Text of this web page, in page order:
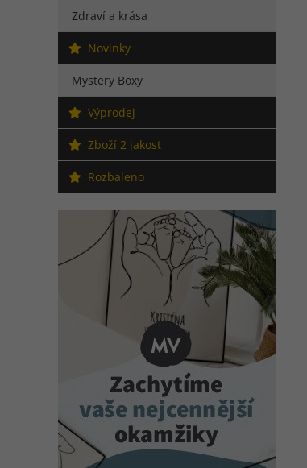
Zdraví a krása
Novinky
Mystery Boxy
Výprodej
Zboží 2 jakost
Rozbaleno